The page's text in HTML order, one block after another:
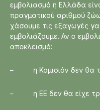
εμβολιασμό η Ελλάδα
πραγματικού αριθμού
χάσουμε τις εξαγωγές
εμβολιάζουμε. Αν ο
αποκλεισμό:
– η Κομισιόν δεν θα
– η ΕΕ δεν θα είχε